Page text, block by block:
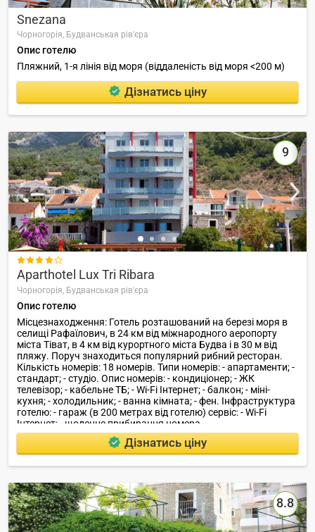
Snezana
Чорногорія, Будванськая рів'єра
Опис готелю
Пляжний, 1-я лінія від моря (віддаленість від моря <200 м)
Дізнатись ціну
9

Aparthotel Lux Tri Ribara
Чорногорія, Будванськая рів'єра
Опис готелю
Місцезнаходження: Готель розташований на березі моря в
селищі Рафаїлович, в 24 км від міжнародного аеропорту
міста Тіват, в 4 км від курортного міста Будва і в 30 м від
пляжу. Поруч знаходиться популярний рибний ресторан.
Кількість номерів: 18 номерів. Типи номерів: - апартаменти; -
стандарт; - студіо. Опис номерів: - кондиціонер; - ЖК
телевізор; - кабельне ТБ; - Wi-Fi Інтернет; - балкон; - міні-
кухня; - холодильник; - ванна кімната; - фен. Інфраструктура
готелю: - гараж (в 200 метрах від готелю) сервіс: - Wi-Fi
Інтернет; - щоденне прибирання номера.
Дізнатись ціну
8.8